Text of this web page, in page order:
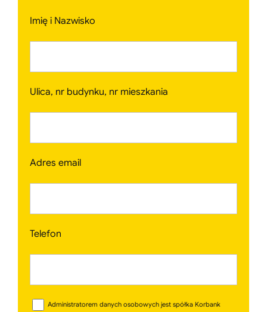
Imię i Nazwisko
Ulica, nr budynku, nr mieszkania
Adres email
Telefon
Administratorem danych osobowych jest spółka Korbank